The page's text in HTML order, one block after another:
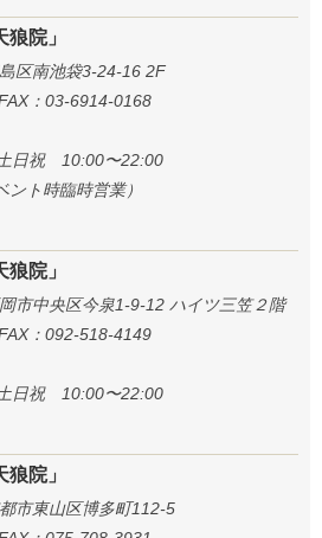
院」
区南池袋3-24-16 2F
：03-6914-0168
日祝 10:00〜22:00
ント時臨時営業）
院」
市中央区今泉1-9-12 ハイツ三笠２階
：092-518-4149
日祝 10:00〜22:00
院」
市東山区博多町112-5